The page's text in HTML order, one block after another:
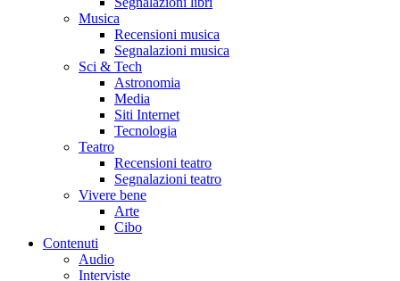
Musica
Recensioni musica
Segnalazioni musica
Sci & Tech
Astronomia
Media
Siti Internet
Tecnologia
Teatro
Recensioni teatro
Segnalazioni teatro
Vivere bene
Arte
Cibo
Contenuti
Audio
Interviste